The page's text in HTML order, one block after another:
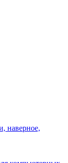
наверное,